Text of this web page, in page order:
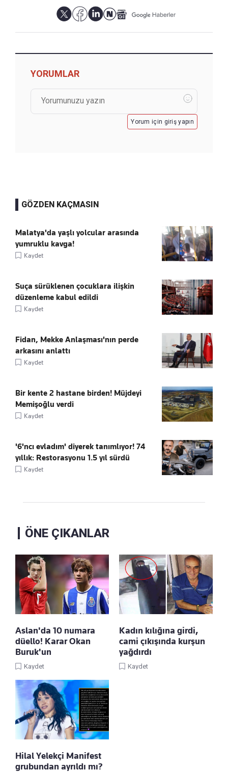
YORUMLAR
Yorum için giriş yapın
GÖZDEN KAÇMASIN
Malatya'da yaşlı yolcular arasında
yumruklu kavga!
Kaydet
Suça sürüklenen çocuklara ilişkin
düzenleme kabul edildi
Kaydet
Fidan, Mekke Anlaşması'nın perde
arkasını anlattı
Kaydet
Bir kente 2 hastane birden! Müjdeyi
Memişoğlu verdi
Kaydet
'6'ncı evladım' diyerek tanımlıyor! 74
yıllık: Restorasyonu 1.5 yıl sürdü
Kaydet
ÖNE ÇIKANLAR
Aslan'da 10 numara
düello! Karar Okan
Buruk'un
Kaydet
Kadın kılığına girdi,
cami çıkışında kurşun
yağdırdı
Kaydet
Hilal Yelekçi Manifest
grubundan ayrıldı mı?